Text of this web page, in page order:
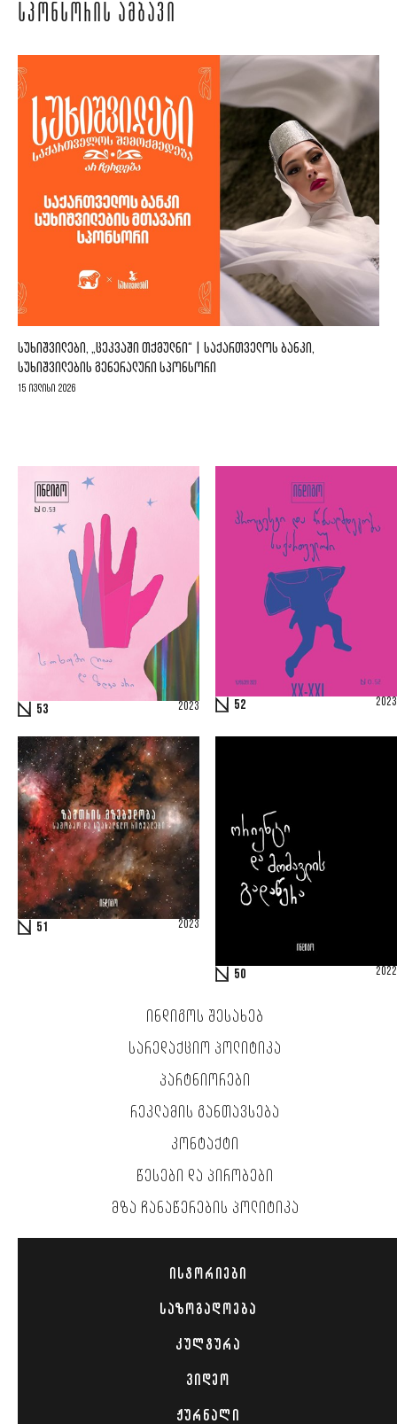
ᲡᲞᲝᲜᲡᲝᲠᲘᲡ ᲐᲛᲑᲐᲕᲘ
ᲡᲣᲮᲘᲨᲕᲘᲚᲔᲑᲘ, „ᲪᲔᲙᲕᲐᲨᲘ ᲗᲥᲛᲣᲚᲜᲘ“ | ᲡᲐᲥᲐᲠᲗᲕᲔᲚᲝᲡ ᲑᲐᲜᲙᲘ,
ᲡᲣᲮᲘᲨᲕᲘᲚᲔᲑᲘᲡ ᲒᲔᲜᲔᲠᲐᲚᲣᲠᲘ ᲡᲞᲝᲜᲡᲝᲠᲘ
15 ივლისი 2026
53 2023 52 2023
51 2023
50 2022
ᲘᲜᲓᲘᲒᲝᲡ ᲨᲔᲡᲐᲮᲔᲑ
ᲡᲐᲠᲔᲓᲐᲥᲪᲘᲝ ᲞᲝᲚᲘᲢᲘᲙᲐ
ᲞᲐᲠᲢᲜᲘᲝᲠᲔᲑᲘ
ᲠᲔᲙᲚᲐᲛᲘᲡ ᲒᲐᲜᲗᲐᲕᲡᲔᲑᲐ
ᲙᲝᲜᲢᲐᲥᲢᲘ
ᲬᲔᲡᲔᲑᲘ ᲓᲐ ᲞᲘᲠᲝᲑᲔᲑᲘ
ᲛᲖᲐ ᲩᲐᲜᲐᲬᲔᲠᲔᲑᲘᲡ ᲞᲝᲚᲘᲢᲘᲙᲐ
ᲘᲡᲢᲝᲠᲘᲔᲑᲘ
ᲡᲐᲖᲝᲒᲐᲓᲝᲔᲑᲐ
ᲙᲣᲚᲢᲣᲠᲐ
ᲕᲘᲓᲔᲝ
ᲟᲣᲠᲜᲐᲚᲘ